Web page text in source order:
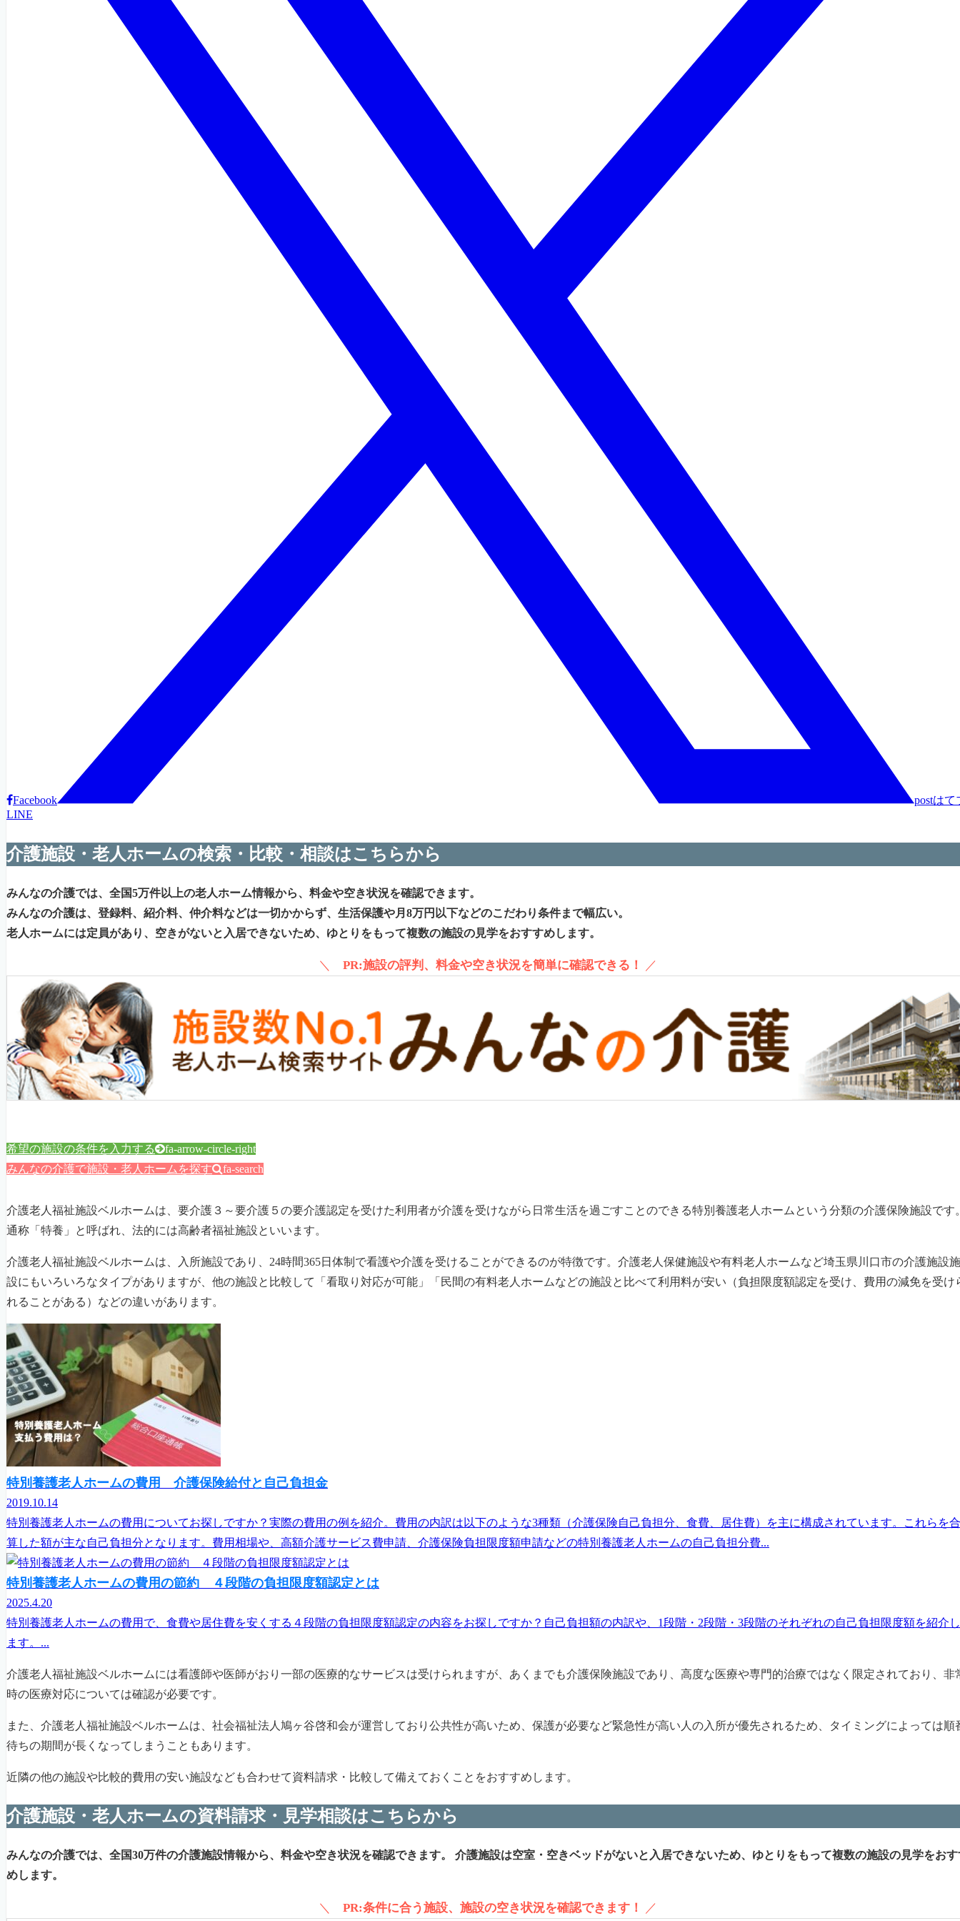
Facebook postはて
LINE
介護施設・老人ホームの検索・比較・相談はこちらから
みんなの介護では、全国5万件以上の老人ホーム情報から、料金や空き状況を確認できます。
みんなの介護は、登録料、紹介料、仲介料などは一切かからず、生活保護や月8万円以下などのこだわり条件まで幅広い。
老人ホームには定員があり、空きがないと入居できないため、ゆとりをもって複数の施設の見学をおすすめします。
＼ PR:施設の評判、料金や空き状況を簡単に確認できる！ ／
希望の施設の条件を入力する fa-arrow-circle-right
みんなの介護で施設・老人ホームを探す fa-search
介護老人福祉施設ベルホームは、要介護３～要介護５の要介護認定を受けた利用者が介護を受けながら日常生活を過ごすことのできる特別養護老人ホームという分類の介護保険施設です
通称「特養」と呼ばれ、法的には高齢者福祉施設といいます。
介護老人福祉施設ベルホームは、入所施設であり、24時間365日体制で看護や介護を受けることができるのが特徴です。介護老人保健施設や有料老人ホームなど埼玉県川口市の介護施設施
設にもいろいろなタイプがありますが、他の施設と比較して「看取り対応が可能」「民間の有料老人ホームなどの施設と比べて利用料が安い（負担限度額認定を受け、費用の減免を受け
れることがある）などの違いがあります。
特別養護老人ホームの費用 介護保険給付と自己負担金
2019.10.14
特別養護老人ホームの費用についてお探しですか？実際の費用の例を紹介。費用の内訳は以下のような3種類（介護保険自己負担分、食費、居住費）を主に構成されています。これらを合
算した額が主な自己負担分となります。費用相場や、高額介護サービス費申請、介護保険負担限度額申請などの特別養護老人ホームの自己負担分費...
特別養護老人ホームの費用の節約 ４段階の負担限度額認定とは
2025.4.20
特別養護老人ホームの費用で、食費や居住費を安くする４段階の負担限度額認定の内容をお探しですか？自己負担額の内訳や、1段階・2段階・3段階のそれぞれの自己負担限度額を紹介し
ます。...
介護老人福祉施設ベルホームには看護師や医師がおり一部の医療的なサービスは受けられますが、あくまでも介護保険施設であり、高度な医療や専門的治療ではなく限定されており、非
時の医療対応については確認が必要です。
また、介護老人福祉施設ベルホームは、社会福祉法人鳩ヶ谷啓和会が運営しており公共性が高いため、保護が必要など緊急性が高い人の入所が優先されるため、タイミングによっては順
待ちの期間が長くなってしまうこともあります。
近隣の他の施設や比較的費用の安い施設なども合わせて資料請求・比較して備えておくことをおすすめします。
介護施設・老人ホームの資料請求・見学相談はこちらから
みんなの介護では、全国30万件の介護施設情報から、料金や空き状況を確認できます。
介護施設は空室・空きベッドがないと入居できないため、ゆとりをもって複数の施設の見学をおす
めします。
＼ PR:条件に合う施設、施設の空き状況を確認できます！ ／